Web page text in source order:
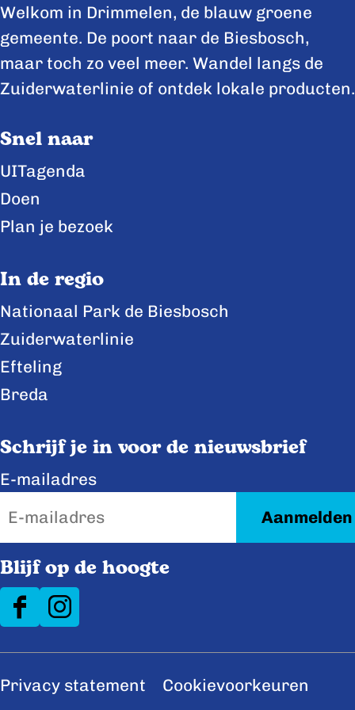
Welkom in Drimmelen, de blauw groene
gemeente. De poort naar de Biesbosch,
maar toch zo veel meer. Wandel langs de
Zuiderwaterlinie of ontdek lokale producten.
Snel naar
UITagenda
Doen
Plan je bezoek
In de regio
Nationaal Park de Biesbosch
Zuiderwaterlinie
Efteling
Breda
Schrijf je in voor de nieuwsbrief
E-mailadres
Blijf op de hoogte
F
e
I
t
Privacy statement Cookievoorkeuren